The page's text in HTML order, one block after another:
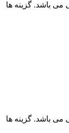
می باشد. گزینه ها
می باشد. گزینه ها